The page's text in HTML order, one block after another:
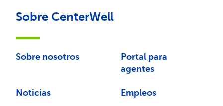
Sobre CenterWell
Sobre nosotros
Noticias
Portal para
agentes
Empleos